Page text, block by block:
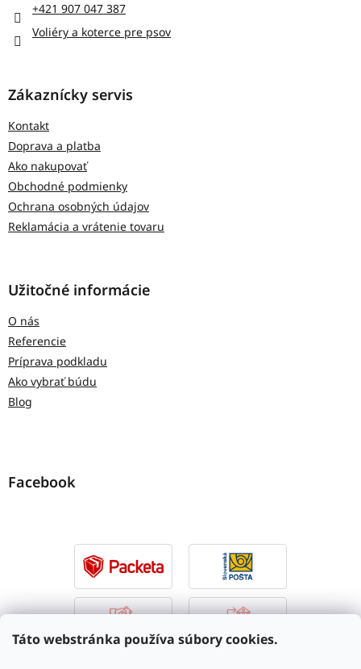
Táto webstránka používa súbory cookies.
+421 907 047 387
Voliéry a koterce pre psov
Zákaznícky servis
Kontakt
Doprava a platba
Ako nakupovať
Obchodné podmienky
Ochrana osobných údajov
Reklamácia a vrátenie tovaru
Užitočné informácie
O nás
Referencie
Príprava podkladu
Ako vybrať búdu
Blog
Facebook